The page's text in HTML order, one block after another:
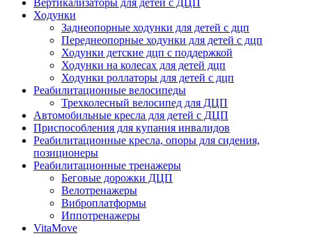
Вертикализаторы для детей с ДЦП
Ходунки
Заднеопорные ходунки для детей с дцп
Переднеопорные ходунки для детей с дцп
Ходунки детские дцп с поддержкой
Ходунки на колесах для детей дцп
Ходунки роллаторы для детей с дцп
Реабилитационные велосипеды
Трехколесный велосипед для ДЦП
Автомобильные кресла для детей с ДЦП
Приспособления для купания инвалидов
Реабилитационные кресла, опоры для сидения,
позиционеры
Реабилитационные тренажеры
Беговые дорожки ДЦП
Велотренажеры
Виброплатформы
Иппотренажеры
VitaMove